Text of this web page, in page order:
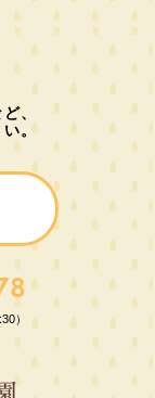
、
い。
）